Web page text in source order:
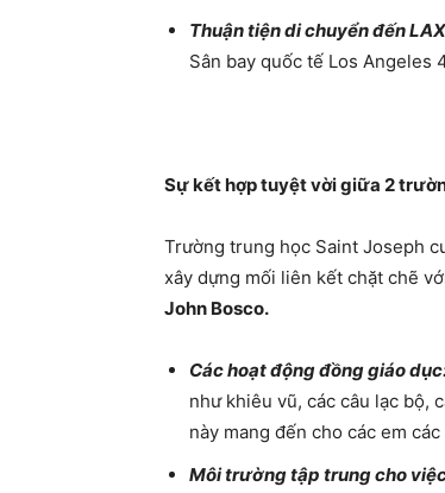
Thuận tiện di chuyển đến LAX
Sân bay quốc tế Los
Sự kết hợp tuyệt vời giữa 2
Trường trung học Saint Joseph
xây dựng mối liên kết chặt chẽ
John Bosco.
Các hoạt động đồng giáo
như khiêu vũ, các câu lạc bộ,
này mang đến cho các em
Môi trường tập trung cho